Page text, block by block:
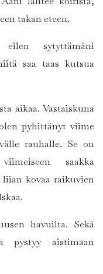
takan eteen.
sytyttämäni
saa taas kutsua
aikaa. Vastaiskuna
pyhittänyt viime
rauhalle. Se on
saakka
liian kovaa raikuvien
havuilta. Sekä
pystyy aistimaan